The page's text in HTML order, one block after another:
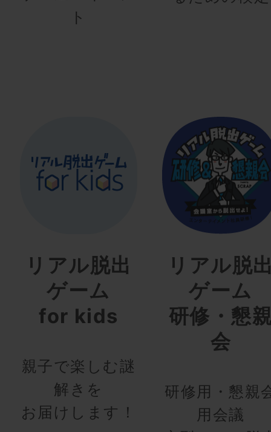
ト
リアル脱出
ゲーム
for kids
親子で楽しむ謎
解きを
お届けします！
リアル脱
ゲーム
研修・懇
会
研修用・懇親
用会議